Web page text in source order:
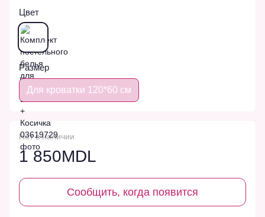
Цвет
Размер
Для кроватки 120*60 см
Нет в наличии
1 850MDL
Сообщить, когда появится